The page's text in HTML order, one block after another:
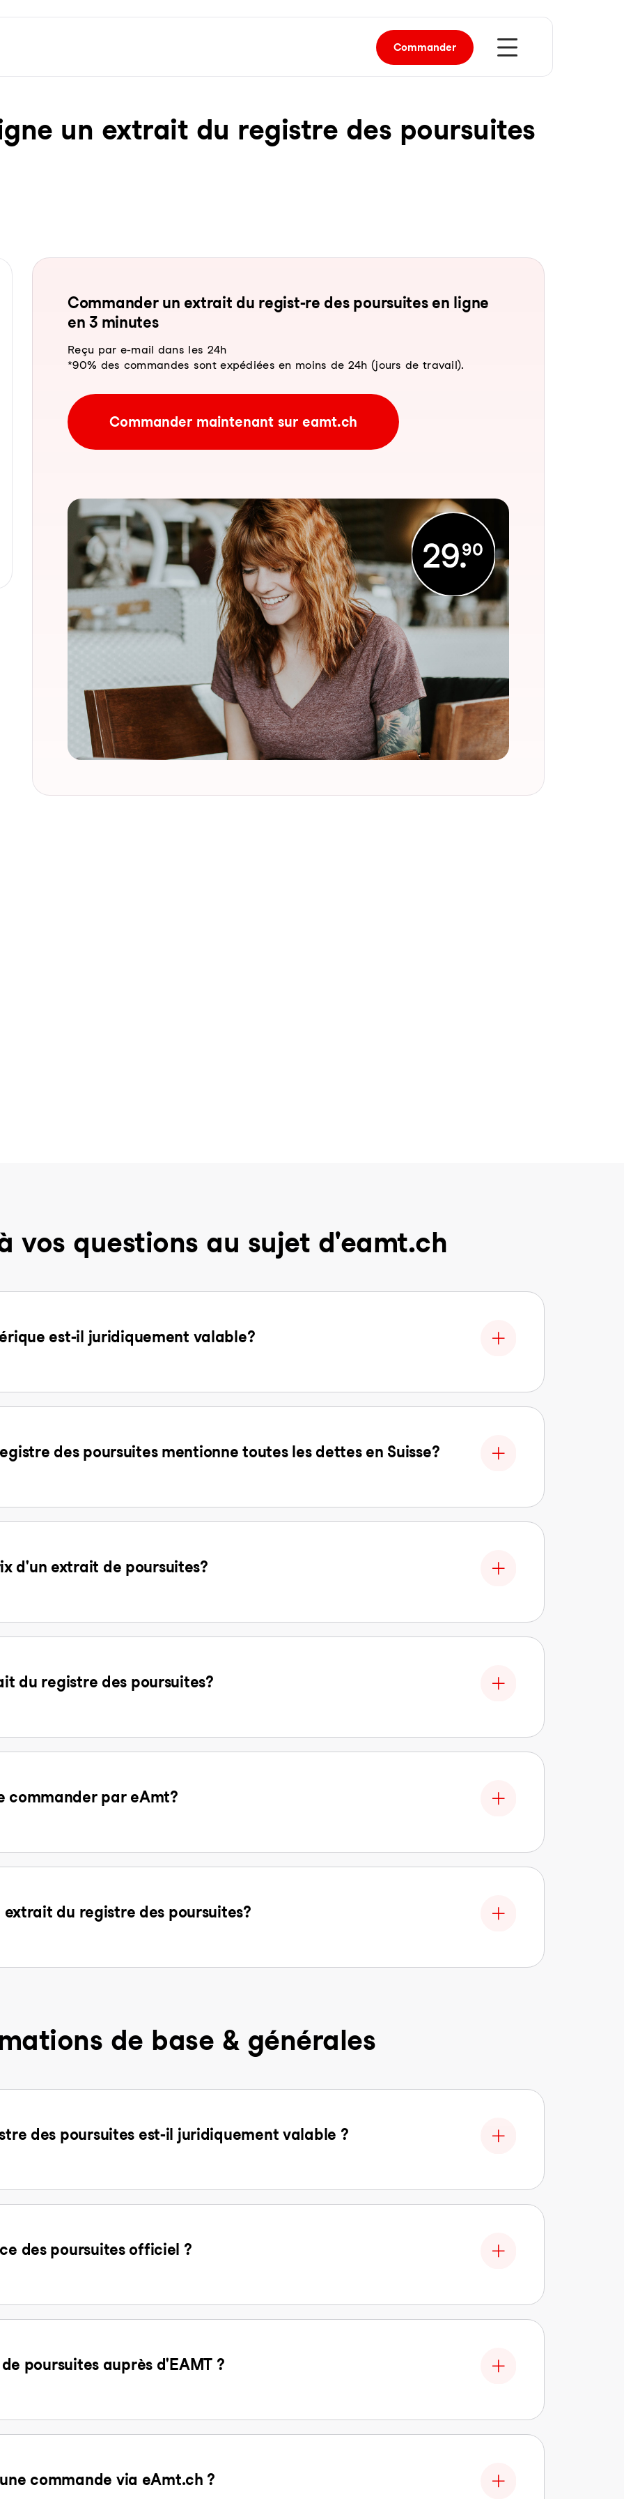
Commander
un ex­trait du re­gist­re des pour­sui­tes
Com­man­der un ex­trait du re­gist-re des pour­sui­tes en li­gne
en 3 mi­nu­tes
Reçu par e-mail dans les 24h
*90% des commandes sont expédiées en moins de 24h (jours de travail).
Commander maintenant sur eamt.ch
vos questions au sujet d'eamt.ch
est-il juridiquement valable?
des poursuites mentionne toutes les dettes en Suisse?
d'un extrait de poursuites?
du registre des poursuites?
commander par eAmt?
du registre des poursuites?
de base & générales
des poursuites est-il juridiquement valable ?
des poursuites officiel ?
poursuites auprès d'EAMT ?
commande via eAmt.ch ?